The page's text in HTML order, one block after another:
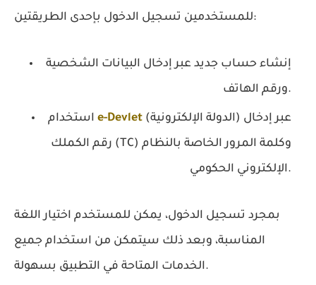
للمستخدمين تسجيل الدخول بإحدى الطريقتين:
إنشاء حساب جديد عبر إدخال البيانات الشخصية
ورقم الهاتف.
e-Devlet (الدولة الإلكترونية) عبر إدخال
رقم الكملك (TC) وكلمة المرور الخاصة بالنظام
الإلكتروني الحكومي.
بمجرد تسجيل الدخول، يمكن للمستخدم اختيار اللغة
المناسبة، وبعد ذلك سيتمكن من استخدام جميع
الخدمات المتاحة في التطبيق بسهولة.